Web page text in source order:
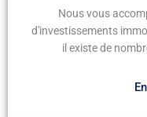
Nous vous
d'investissements
il existe de